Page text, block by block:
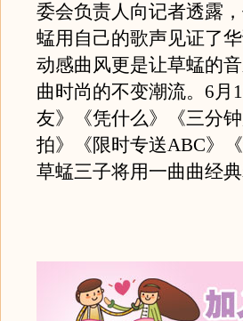
委会负责人向记者透露
蜢用自己的歌声见证了
动感曲风更是让草蜢的
曲时尚的不变潮流。6月
友》《凭什么》《三分
拍》《限时专送ABC》
草蜢三子将用一曲曲经